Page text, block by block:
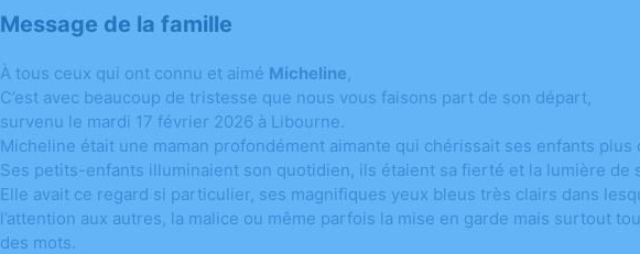
Message de la famille
À tous ceux qui ont connu et aimé Micheline,
C’est avec beaucoup de tristesse que nous vous faisons part de son départ,
survenu le mardi 17 février 2026 à Libourne.
Micheline était une maman profondément aimante qui chérissait ses enfants plus
Ses petits-enfants illuminaient son quotidien, ils étaient sa fierté et la lumière de
Elle avait ce regard si particulier, ses magnifiques yeux bleus très clairs dans
l’attention aux autres, la malice ou même parfois la mise en garde mais surtout
des mots.